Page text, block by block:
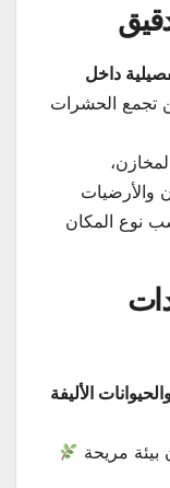
داخل
تجمع الحشرات
والأرضيات
نوع المكان
الأليفة
مريحة